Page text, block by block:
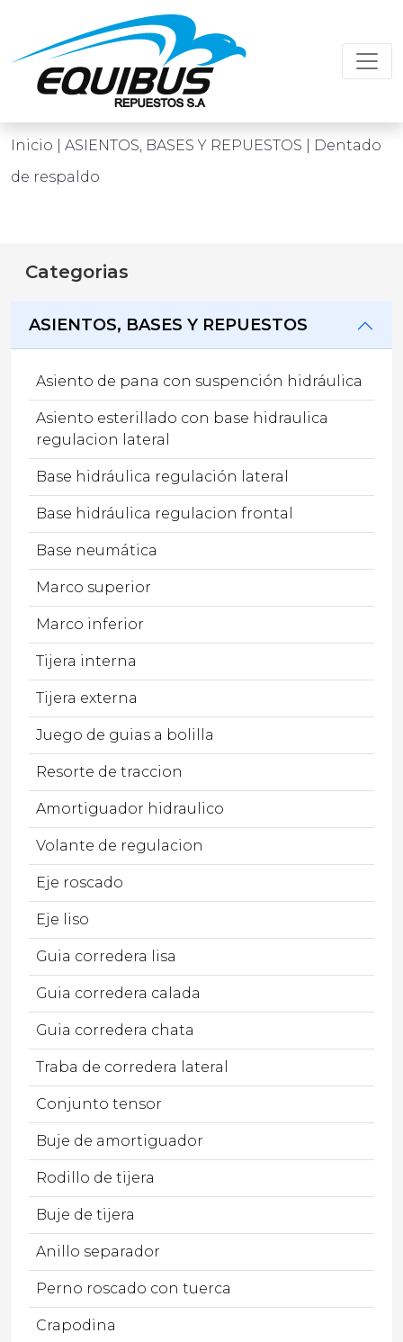
Inicio
| ASIENTOS, BASES Y REPUESTOS | Dentado
de respaldo
Categorias
ASIENTOS, BASES Y REPUESTOS
Asiento de pana con suspención hidráulica
Asiento esterillado con base hidraulica
regulacion lateral
Base hidráulica regulación lateral
Base hidráulica regulacion frontal
Base neumática
Marco superior
Marco inferior
Tijera interna
Tijera externa
Juego de guias a bolilla
Resorte de traccion
Amortiguador hidraulico
Volante de regulacion
Eje roscado
Eje liso
Guia corredera lisa
Guia corredera calada
Guia corredera chata
Traba de corredera lateral
Conjunto tensor
Buje de amortiguador
Rodillo de tijera
Buje de tijera
Anillo separador
Perno roscado con tuerca
Crapodina